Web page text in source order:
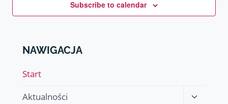
Subscribe to calendar
NAWIGACJA
Start
Aktualności
Przełącz